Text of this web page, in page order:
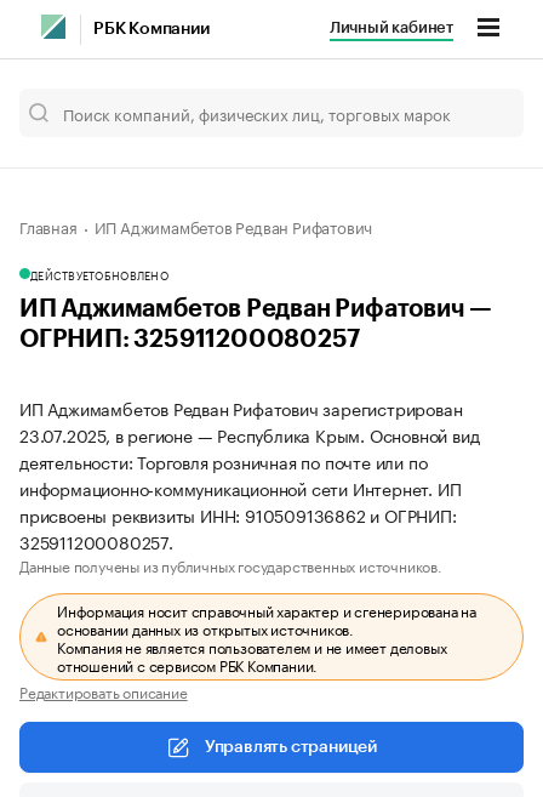
РБК Компании Личный кабинет
Главная ИП Аджимамбетов Редван Рифатович
ДЕЙСТВУЕТОБНОВЛЕНО
ИП Аджимамбетов Редван Рифатович —
ОГРНИП: 325911200080257
ИП Аджимамбетов Редван Рифатович зарегистрирован
23.07.2025, в регионе — Республика Крым. Основной вид
деятельности: Торговля розничная по почте или по
информационно-коммуникационной сети Интернет. ИП
присвоены реквизиты ИНН: 910509136862 и ОГРНИП:
325911200080257.
Данные получены из публичных государственных источников.
Информация носит справочный характер и сгенерирована на
основании данных из открытых источников.
Компания не является пользователем и не имеет деловых
отношений с сервисом РБК Компании.
Редактировать описание
Управлять страницей